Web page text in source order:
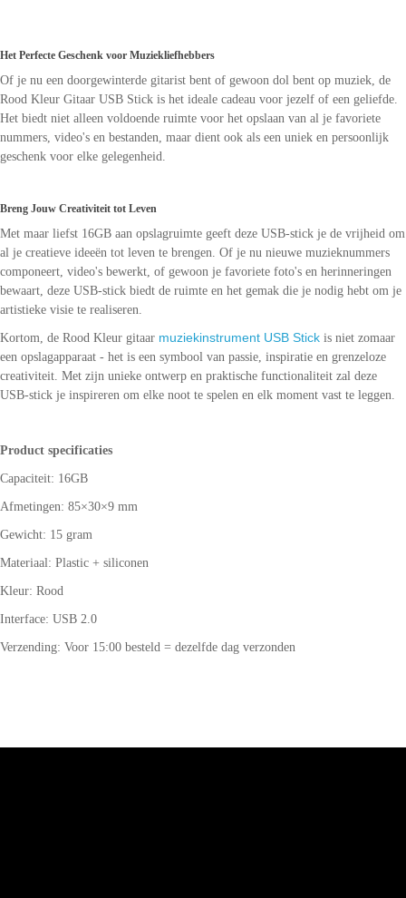
Het Perfecte Geschenk voor Muziekliefhebbers
Of je nu een doorgewinterde gitarist bent of gewoon dol bent op muziek, de
Rood Kleur Gitaar USB Stick is het ideale cadeau voor jezelf of een geliefde.
Het biedt niet alleen voldoende ruimte voor het opslaan van al je favoriete
nummers, video's en bestanden, maar dient ook als een uniek en persoonlijk
geschenk voor elke gelegenheid.
Breng Jouw Creativiteit tot Leven
Met maar liefst 16GB aan opslagruimte geeft deze USB-stick je de vrijheid om
al je creatieve ideeën tot leven te brengen. Of je nu nieuwe muzieknummers
componeert, video's bewerkt, of gewoon je favoriete foto's en herinneringen
bewaart, deze USB-stick biedt de ruimte en het gemak die je nodig hebt om je
artistieke visie te realiseren.
Kortom, de Rood Kleur gitaar muziekinstrument USB Stick is niet zomaar
een opslagapparaat - het is een symbool van passie, inspiratie en grenzeloze
creativiteit. Met zijn unieke ontwerp en praktische functionaliteit zal deze
USB-stick je inspireren om elke noot te spelen en elk moment vast te leggen.
Product specificaties
Capaciteit: 16GB
Afmetingen: 85×30×9 mm
Gewicht: 15 gram
Materiaal: Plastic + siliconen
Kleur: Rood
Interface: USB 2.0
Verzending: Voor 15:00 besteld = dezelfde dag verzonden